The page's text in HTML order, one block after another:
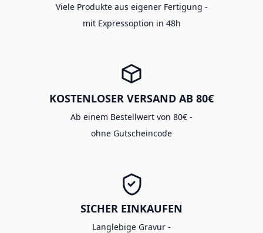
Viele Produkte aus eigener Fertigung -
mit Expressoption in 48h
KOSTENLOSER VERSAND AB 80€
Ab einem Bestellwert von 80€ -
ohne Gutscheincode
SICHER EINKAUFEN
Langlebige Gravur -